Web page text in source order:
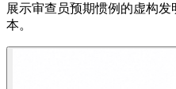
展示审查员预期惯例的虚构
本。